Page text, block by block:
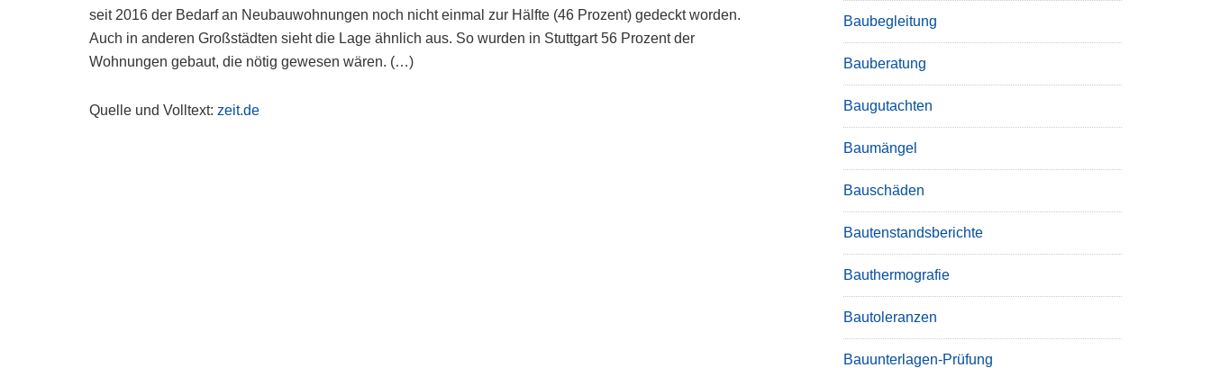
seit 2016 der Bedarf an Neubauwohnungen noch nicht einmal zur Hälfte (46 Prozent) gedeckt worden.
Auch in anderen Großstädten sieht die Lage ähnlich aus. So wurden in Stuttgart 56 Prozent der
Wohnungen gebaut, die nötig gewesen wären. (…)
Quelle und Volltext:zeit.de
Baubegleitung
Bauberatung
Baugutachten
Baumängel
Bauschäden
Bautenstandsberichte
Bauthermografie
Bautoleranzen
Bauunterlagen-Prüfung